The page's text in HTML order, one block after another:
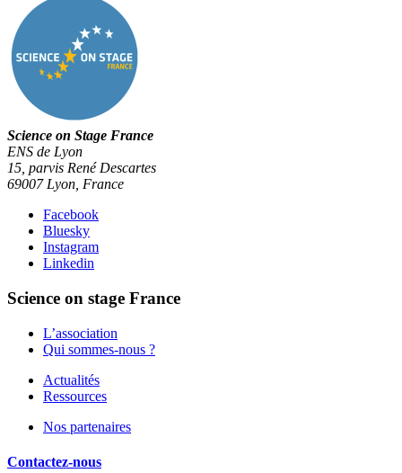
Science on Stage France
ENS de Lyon
15, parvis René Descartes
69007 Lyon, France
Facebook
Bluesky
Instagram
Linkedin
Science on stage France
L’association
Qui sommes-nous ?
Actualités
Ressources
Nos partenaires
Contactez-nous